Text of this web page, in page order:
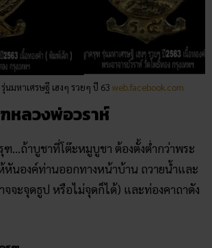
นมหาเศรษฐี เฮงๆ รวยๆ ปี 63 web.facebook.com
หลวงพ่อวราห์
…ถ้าบูชาที่โต๊ะหมูบูชา ต้องตั้งต่ำกว่าพระ
หันองค์ท่านออกทางหน้าบ้าน ถวายน้ำและ
จะจุดธูป หรือไม่จุดก็ได้) และท่องคาถาดัง